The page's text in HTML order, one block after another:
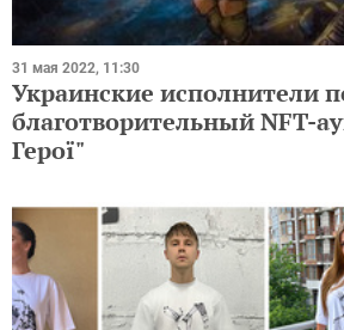
31 мая 2022, 11:30
Украинские исполнители
благотворительный NFT-
Герої"